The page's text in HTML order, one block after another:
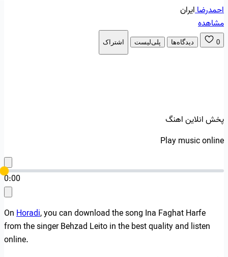
احمدرضاایران
مشاهده
0 دیدگاه‌ها پلی‌لیست اشتراک
پخش انلاین اهنگ
Play music online
0:00
OnHoradi, you can download the song Ina Faghat Harfe
from the singer Behzad Leito in the best quality and listen
online.